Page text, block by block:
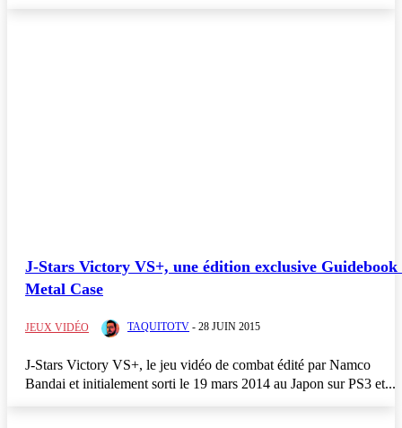
J-Stars Victory VS+, une édition exclusive Guidebook
Metal Case
JEUX VIDÉO TAQUITOTV - 28 JUIN 2015
J-Stars Victory VS+, le jeu vidéo de combat édité par Namco
Bandai et initialement sorti le 19 mars 2014 au Japon sur PS3 et...